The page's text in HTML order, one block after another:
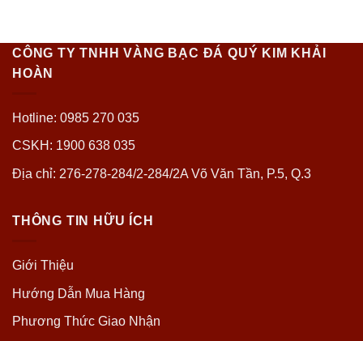
CÔNG TY TNHH VÀNG BẠC ĐÁ QUÝ KIM KHẢI
HOÀN
Hotline: 0985 270 035
CSKH: 1900 638 035
Địa chỉ: 276-278-284/2-284/2A Võ Văn Tần, P.5, Q.3
THÔNG TIN HỮU ÍCH
Giới Thiệu
Hướng Dẫn Mua Hàng
Phương Thức Giao Nhận